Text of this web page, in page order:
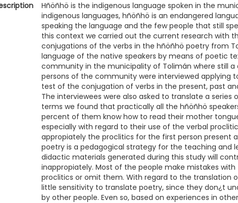
Hñöñhö is the indigenous language spoken in the
indigenous languages, hñöñhö is an endangered
speaking the language and the few people that still
this context we carried out the current research with
conjugations of the verbs in the hñöñhö poetry from
language of the native speakers by means of poetic
community in the municipality of Tolimán where still a
persons of the community were interviewed applying
test of the conjugation of verbs in the present, past
The interviewees were also asked to translate a
terms we found that practically all the hñöñhö
percent of them know how to read their mother
especially with regard to their use of the verbal
appropiately the proclitics for the first person present
poetry is a pedagogical strategy for the teaching and
didactic materials generated during this study will
inappropiately. Most of the people make mistakes
proclitics or omit them. With regard to the translation
little sensitivity to translate poetry, since they don¿t
by other people. Even so, based on experiences in